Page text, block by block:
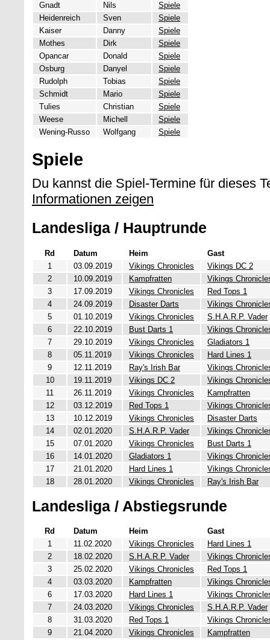
Gnadt
Nils
Spiele
Heidenreich
Sven
Spiele
Kaiser
Danny
Spiele
Mothes
Dirk
Spiele
Opancar
Donald
Spiele
Osburg
Danyel
Spiele
Rudolph
Tobias
Spiele
Schmidt
Mario
Spiele
Tulies
Christian
Spiele
Weese
Michell
Spiele
Wening-Russo
Wolfgang Spiele
Spiele
Du kannst die Spiel-Termine für dieses
Informationen zeigen
Landesliga / Hauptrunde
Rd Datum Heim
Gast
1
03.09.2019 Vikings Chronicles
Vikings DC 2
2
10.09.2019 Kampfratten
Vikings
3
17.09.2019 Vikings Chronicles
Red Tops 1
4
24.09.2019 Disaster Darts
Vikings
5
01.10.2019 Vikings Chronicles
S.H.A.R.P. Vader
6
22.10.2019 Bust Darts 1
Vikings
7
29.10.2019 Vikings Chronicles
Gladiators 1
8
05.11.2019 Vikings Chronicles
Hard Lines 1
9
12.11.2019 Ray's Irish Bar
Vikings
10
19.11.2019 Vikings DC 2
Vikings
11
26.11.2019 Vikings Chronicles
Kampfratten
12
03.12.2019 Red Tops 1
Vikings
13
10.12.2019 Vikings Chronicles
Disaster Darts
14
02.01.2020 S.H.A.R.P. Vader
Vikings
15
07.01.2020 Vikings Chronicles
Bust Darts 1
16
14.01.2020 Gladiators 1
Vikings
17
21.01.2020 Hard Lines 1
Vikings
18
28.01.2020 Vikings Chronicles Ray's Irish Bar
Landesliga / Abstiegsrunde
Rd Datum Heim
Gast
1
11.02.2020 Vikings Chronicles
Hard Lines 1
2
18.02.2020 S.H.A.R.P. Vader
Vikings
3
25.02.2020 Vikings Chronicles
Red Tops 1
4
03.03.2020 Kampfratten
Vikings
6
17.03.2020 Hard Lines 1
Vikings
7
24.03.2020 Vikings Chronicles
S.H.A.R.P. Vader
8
31.03.2020 Red Tops 1
Vikings
9
21.04.2020 Vikings Chronicles Kampfratten